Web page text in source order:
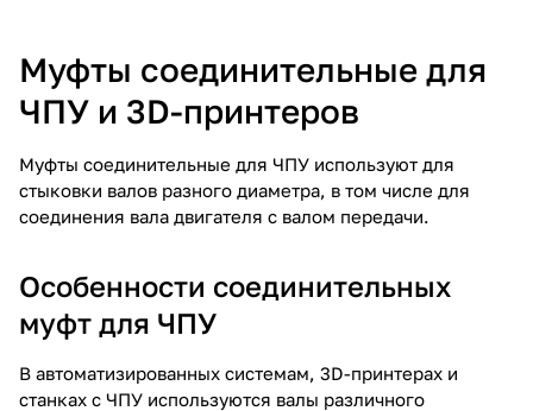
Муфты соединительные для
ЧПУ и 3D-принтеров
Муфты соединительные для ЧПУ используют для
стыковки валов разного диаметра, в том числе для
соединения вала двигателя с валом передачи.
Особенности соединительных
муфт для ЧПУ
В автоматизированных системам, 3D-принтерах и
станках с ЧПУ используются валы различного